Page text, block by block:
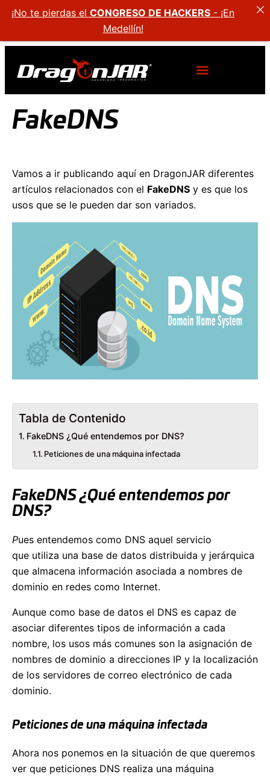
FakeDNS
Vamos a ir publicando aquí en DragonJAR diferentes
artículos relacionados con el FakeDNS y es que los
usos que se le pueden dar son variados.
Tabla de Contenido
FakeDNS ¿Qué entendemos por DNS?
Peticiones de una máquina infectada
FakeDNS ¿Qué entendemos por
DNS?
Pues entendemos como DNS aquel servicio
que utiliza una base de datos distribuida y jerárquica
que almacena información asociada a nombres de
dominio en redes como Internet.
Aunque como base de datos el DNS es capaz de
asociar diferentes tipos de información a cada
nombre, los usos más comunes son la asignación de
nombres de dominio a direcciones IP y la localización
de los servidores de correo electrónico de cada
dominio.
Peticiones de una máquina infectada
Ahora nos ponemos en la situación de que queremos
ver que peticiones DNS realiza una máquina
¡No te pierdas el CONGRESO DE HACKERS - ¡En
Medellín!